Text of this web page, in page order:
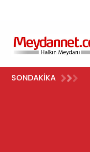
SONDAKİKA